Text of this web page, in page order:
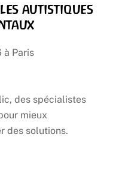
autistiques
à Paris
des spécialistes
mieux
des solutions.